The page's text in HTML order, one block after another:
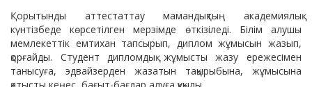
Қорытынды аттестаттау мамандықтың академиялық
күнтізбеде көрсетілген мерзімде өткізіледі. Білім алушы
мемлекеттік емтихан тапсырып, диплом жұмысын жазып,
қорғайды. Студент дипломдық жұмысты жазу ережесімен
танысуға, эдвайзерден жазатын тақырыбына, жұмысына